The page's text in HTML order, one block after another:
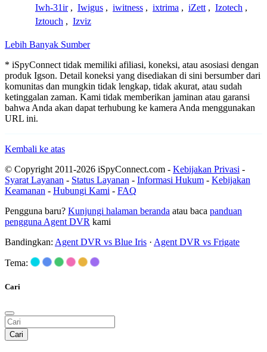
Iwh-31ir , Iwigus , iwitness , ixtrima , iZett , Izotech ,
Iztouch , Izviz
Lebih Banyak Sumber
* iSpyConnect tidak memiliki afiliasi, koneksi, atau asosiasi dengan
produk Igson. Detail koneksi yang disediakan di sini bersumber dari
komunitas dan mungkin tidak lengkap, tidak akurat, atau sudah
ketinggalan zaman. Kami tidak memberikan jaminan atau garansi
bahwa Anda akan dapat terhubung ke kamera Anda menggunakan
URL ini.
Kembali ke atas
© Copyright 2011-2026 iSpyConnect.com - Kebijakan Privasi -
Syarat Layanan - Status Layanan - Informasi Hukum - Kebijakan
Keamanan - Hubungi Kami - FAQ
Pengguna baru? Kunjungi halaman beranda atau baca panduan
pengguna Agent DVR kami
Bandingkan: Agent DVR vs Blue Iris · Agent DVR vs Frigate
Tema:
Cari
Cari